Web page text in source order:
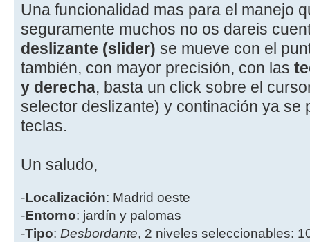
Una funcionalidad mas para el manejo
seguramente muchos no os dareis
deslizante (slider) se mueve con el
también, con mayor precisión, con las
y derecha, basta un click sobre el
selector deslizante) y continación ya se
teclas.
Un saludo,
-Localización: Madrid oeste
-Entorno: jardín y palomas
-Tipo: Desbordante, 2 niveles seleccionables: